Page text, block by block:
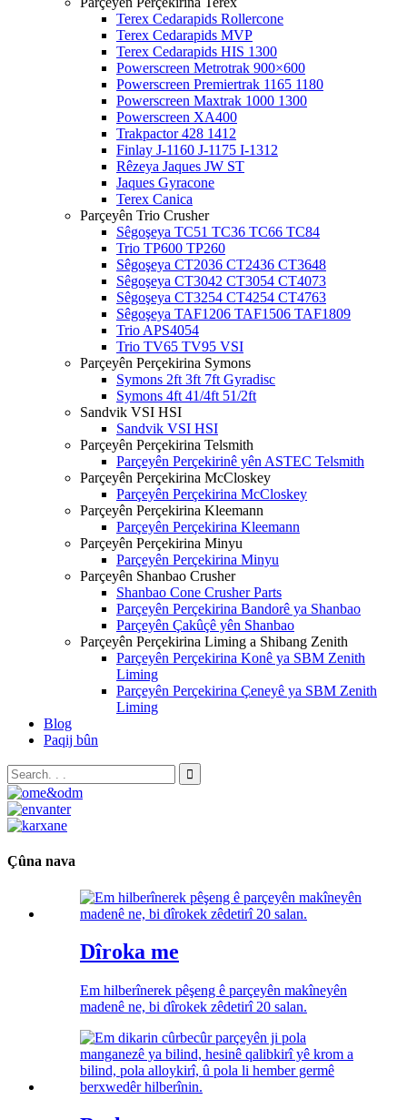
Terex Cedarapids Rollercone
Terex Cedarapids MVP
Terex Cedarapids HIS 1300
Powerscreen Metrotrak 900×600
Powerscreen Premiertrak 1165 1180
Powerscreen Maxtrak 1000 1300
Powerscreen XA400
Trakpactor 428 1412
Finlay J-1160 J-1175 I-1312
Rêzeya Jaques JW ST
Jaques Gyracone
Terex Canica
Parçeyên Trio Crusher
Sêgoşeya TC51 TC36 TC66 TC84
Trio TP600 TP260
Sêgoşeya CT2036 CT2436 CT3648
Sêgoşeya CT3042 CT3054 CT4073
Sêgoşeya CT3254 CT4254 CT4763
Sêgoşeya TAF1206 TAF1506 TAF1809
Trio APS4054
Trio TV65 TV95 VSI
Parçeyên Perçekirina Symons
Symons 2ft 3ft 7ft Gyradisc
Symons 4ft 41/4ft 51/2ft
Sandvik VSI HSI
Sandvik VSI HSI
Parçeyên Perçekirina Telsmith
Parçeyên Perçekirinê yên ASTEC Telsmith
Parçeyên Perçekirina McCloskey
Parçeyên Perçekirina McCloskey
Parçeyên Perçekirina Kleemann
Parçeyên Perçekirina Kleemann
Parçeyên Perçekirina Minyu
Parçeyên Perçekirina Minyu
Parçeyên Shanbao Crusher
Shanbao Cone Crusher Parts
Parçeyên Perçekirina Bandorê ya Shanbao
Parçeyên Çakûçê yên Shanbao
Parçeyên Perçekirina Liming a Shibang Zenith
Parçeyên Perçekirina Konê ya SBM Zenith
Liming
Parçeyên Perçekirina Çeneyê ya SBM Zenith
Liming
Blog
Paqij bûn
Çûna nava
Dîroka me
Em hilberînerek pêşeng ê parçeyên makîneyên
madenê ne, bi dîrokek zêdetirî 20 salan.